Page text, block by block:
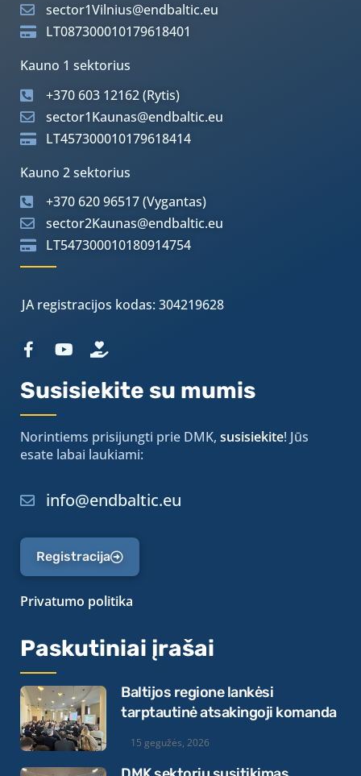
sector1Vilnius@endbaltic.eu
LT087300010179618401
Kauno 1 sektorius
+370 603 12162 (Rytis)
sector1Kaunas@endbaltic.eu
LT457300010179618414
Kauno 2 sektorius
+370 620 96517 (Vygantas)
sector2Kaunas@endbaltic.eu
LT547300010180914754
JA registracijos kodas: 304219628
Susisiekite su mumis
Norintiems prisijungti prie DMK, susisiekite! Jūs
esate labai laukiami:
info@endbaltic.eu
Registracija
Privatumo politika
Paskutiniai įrašai
Baltijos regione lankėsi
tarptautinė atsakingoji komanda
15 gegužės, 2026